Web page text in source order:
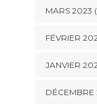
MARS 2023
FÉVRIER
JANVIER
DÉCEMBRE